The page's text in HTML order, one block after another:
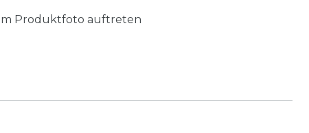
Produktfoto auftreten